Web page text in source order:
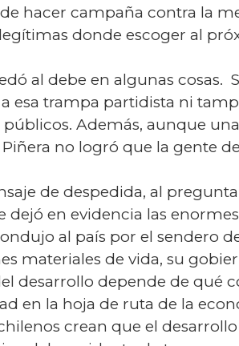
hacer campaña contra la
donde escoger al
al debe en algunas cosas.
esa trampa partidista ni
públicos. Además, aunque
no logró que la gente
de despedida, al
dejó en evidencia las
al país por el sendero
materiales de vida, su
desarrollo depende de qué
en la hoja de ruta de la
crean que el